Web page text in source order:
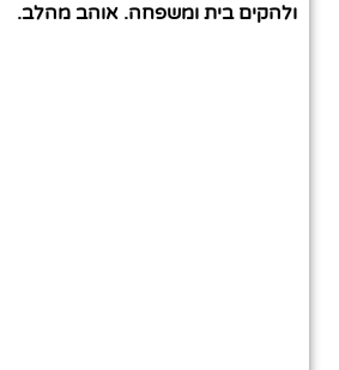
ולהקים בית ומשפחה. אוהב מהלב.